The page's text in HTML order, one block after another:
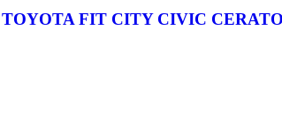
FIT CITY CIVIC